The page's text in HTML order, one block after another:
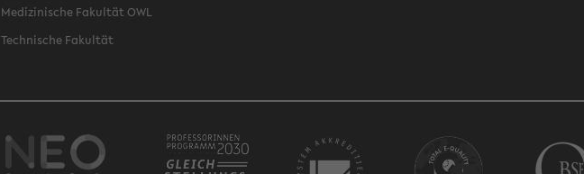
Medizinische Fakultät OWL
Technische Fakultät